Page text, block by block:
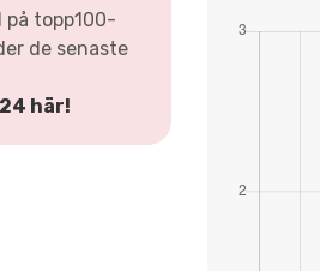
topp100-
de senaste
här!